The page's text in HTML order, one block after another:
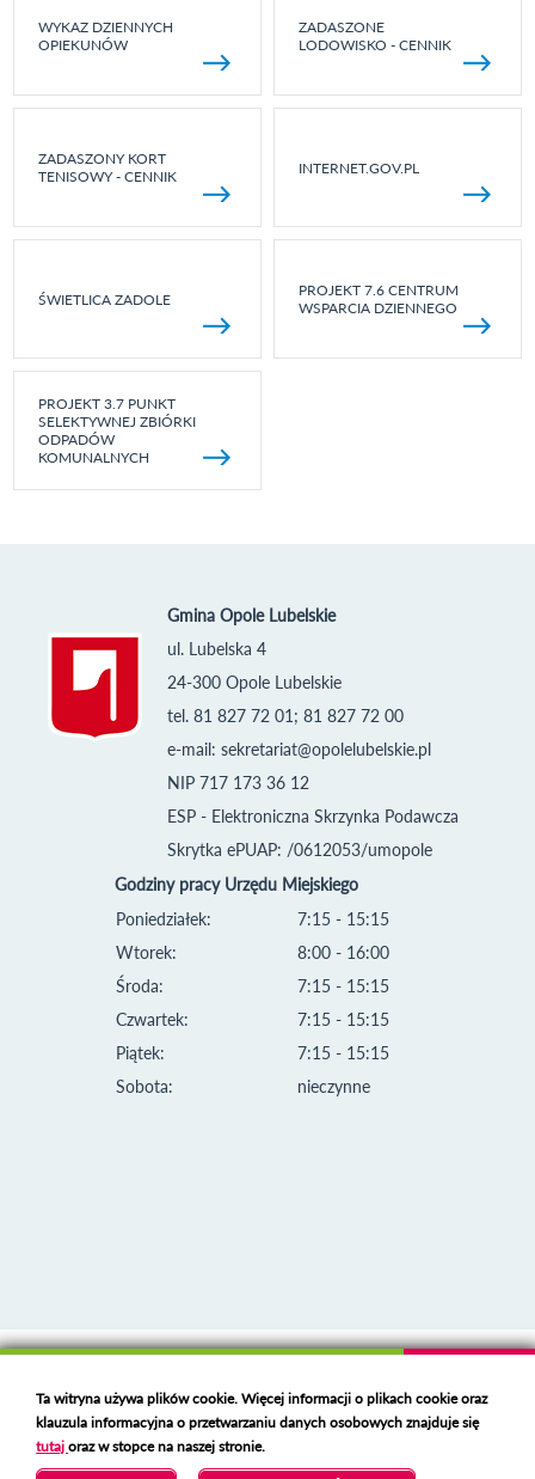
WYKAZ DZIENNYCH
OPIEKUNÓW
ZADASZONE
LODOWISKO - CENNIK
ZADASZONY KORT
TENISOWY - CENNIK
INTERNET.GOV.PL
ŚWIETLICA ZADOLE
PROJEKT 7.6 CENTRUM
WSPARCIA DZIENNEGO
PROJEKT 3.7 PUNKT
SELEKTYWNEJ ZBIÓRKI
ODPADÓW
KOMUNALNYCH
Gmina Opole Lubelskie
ul. Lubelska 4
24-300 Opole Lubelskie
tel. 81 827 72 01; 81 827 72 00
e-mail: sekretariat@opolelubelskie.pl
NIP 717 173 36 12
ESP - Elektroniczna Skrzynka Podawcza
Skrytka ePUAP: /0612053/umopole
Godziny pracy Urzędu Miejskiego
Poniedziałek:
Wtorek:
Środa:
Czwartek:
Piątek:
Sobota:
7:15 - 15:15
8:00 - 16:00
7:15 - 15:15
7:15 - 15:15
7:15 - 15:15
nieczynne
Deklaracja dostępności
Polski serwer RBL
https://polspam.pl/
Copyright 2023 Urząd Miejski w Opolu Lubelskim
Ta witryna używa plików cookie. Więcej informacji o plikach cookie oraz
klauzula informacyjna o przetwarzaniu danych osobowych znajduje się
tutajoraz w stopce na naszej stronie.